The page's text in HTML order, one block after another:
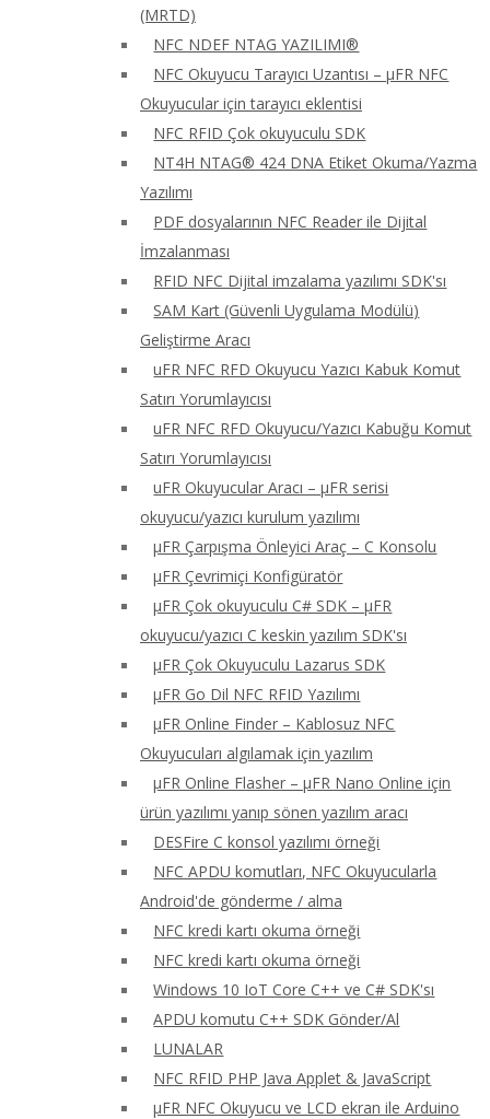
(MRTD)
NFC NDEF NTAG YAZILIMI®
NFC Okuyucu Tarayıcı Uzantısı – μFR NFC
Okuyucular için tarayıcı eklentisi
NFC RFID Çok okuyuculu SDK
NT4H NTAG® 424 DNA Etiket Okuma/Yazma
Yazılımı
PDF dosyalarının NFC Reader ile Dijital
İmzalanması
RFID NFC Dijital imzalama yazılımı SDK'sı
SAM Kart (Güvenli Uygulama Modülü)
Geliştirme Aracı
uFR NFC RFD Okuyucu Yazıcı Kabuk Komut
Satırı Yorumlayıcısı
uFR NFC RFD Okuyucu/Yazıcı Kabuğu Komut
Satırı Yorumlayıcısı
uFR Okuyucular Aracı – μFR serisi
okuyucu/yazıcı kurulum yazılımı
μFR Çarpışma Önleyici Araç – C Konsolu
μFR Çevrimiçi Konfigüratör
μFR Çok okuyuculu C# SDK – μFR
okuyucu/yazıcı C keskin yazılım SDK'sı
μFR Çok Okuyuculu Lazarus SDK
μFR Go Dil NFC RFID Yazılımı
μFR Online Finder – Kablosuz NFC
Okuyucuları algılamak için yazılım
μFR Online Flasher – μFR Nano Online için
ürün yazılımı yanıp sönen yazılım aracı
DESFire C konsol yazılımı örneği
NFC APDU komutları, NFC Okuyucularla
Android'de gönderme / alma
NFC kredi kartı okuma örneği
NFC kredi kartı okuma örneği
Windows 10 IoT Core C++ ve C# SDK'sı
APDU komutu C++ SDK Gönder/Al
LUNALAR
NFC RFID PHP Java Applet & JavaScript
μFR NFC Okuyucu ve LCD ekran ile Arduino